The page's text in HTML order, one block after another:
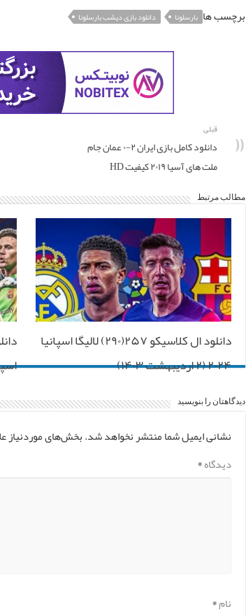
برچسب ها بارسلونا دانلود بازی دیشب بارسلونا
قبلی
دانلود کامل بازی ایران ۲-۰ عمان جام
ملت های آسیا ۲۰۱۹ کیفیت HD
مطالب مرتبط
دانلود ال کلاسیکو ۲۵۷(۲۹۰) لالیگا اسپانیا
۲۰۲۴ (۲ اردیبهشت ۱۴۰۳)
اسپانیا
دیدگاهتان را بنویسید
نشانی ایمیل شما منتشر نخواهد شد.بخش‌های موردنیاز
دیدگاه*
نام*